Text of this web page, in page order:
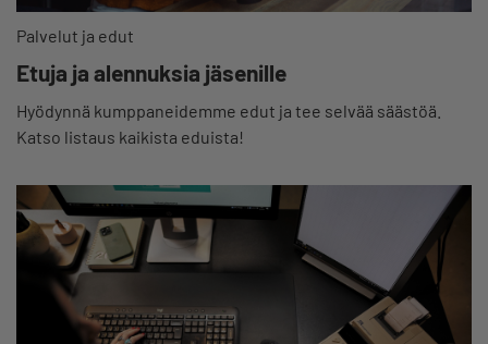
Palvelut ja edut
Etuja ja alennuksia jäsenille
Hyödynnä kumppaneidemme edut ja tee selvää säästöä.
Katso listaus kaikista eduista!